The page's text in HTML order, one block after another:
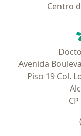
Centro
Avenida
Piso 19 Col.